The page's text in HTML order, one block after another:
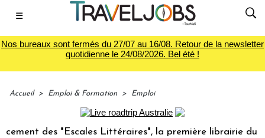
☰
Nos bureaux sont fermés du 27/07 au 16/08. Retour de la newsletter
quotidienne le 24/08/2026. Bel été !
Accueil > Emploi & Formation > Emploi
des "Escales Littéraires", la première librairie du voyage